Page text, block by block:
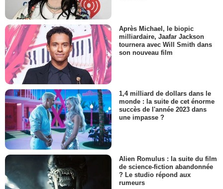
Après Michael, le biopic
milliardaire, Jaafar Jackson
tournera avec Will Smith dans
son nouveau film
1,4 milliard de dollars dans le
monde : la suite de cet énorme
succès de l'année 2023 dans
une impasse ?
Alien Romulus : la suite du film
de science-fiction abandonnée
? Le studio répond aux
rumeurs